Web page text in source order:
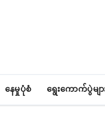
နေမှုပုံစံ ရွေးကောက်ပွဲမျာ